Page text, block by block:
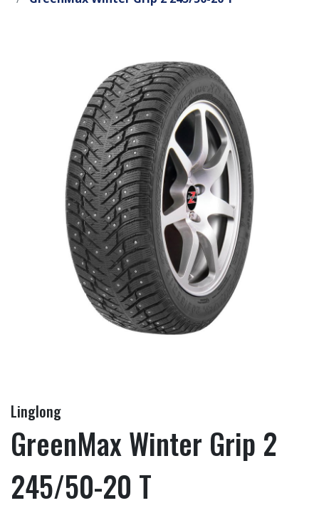
Linglong
GreenMax Winter Grip 2
245/50-20 T